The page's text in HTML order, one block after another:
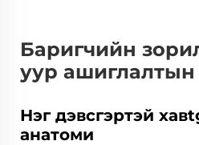
Баригчийн
уур ашиглалтын
Нэг дэвсгэртэй
анатоми